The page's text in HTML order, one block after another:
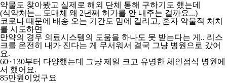
약물도 찾아봤고 실제로 해외 단체 통해 구하기도 했는데
(식약처는... 도대체 왜 2년째 허가를 안 내주는 걸까요...)
코로나 때문에 배송 오는 기간도 맘에 걸리고, 혼자 약물적 처치
를 시도하면
만약의 경우 의료시스템의 도움을 하나도 못 받는다는 게.. 리스
크를 온전히 내가 진다는 게 무서워서 결국 그냥 병원으로 갔어
요.
60~130부터 다양했는데 그냥 제일 크고 유명한 체인점식 병원에
서 했어요.
85만원이었구요